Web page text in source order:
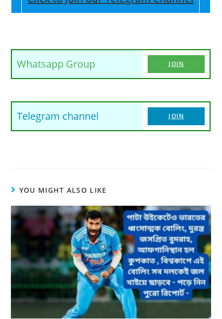
Whatsapp Group JOIN
Telegram channel JOIN
YOU MIGHT ALSO LIKE